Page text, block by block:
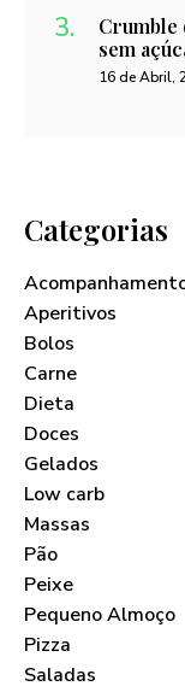
Crumble
sem
16 de Abril,
Categorias
Aperitivos
Bolos
Carne
Dieta
Doces
Gelados
Low carb
Massas
Pão
Peixe
Pequeno Almoço
Pizza
Saladas